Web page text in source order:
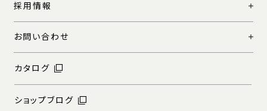
採用情報
お問い合わせ
カタログ
ショップブログ